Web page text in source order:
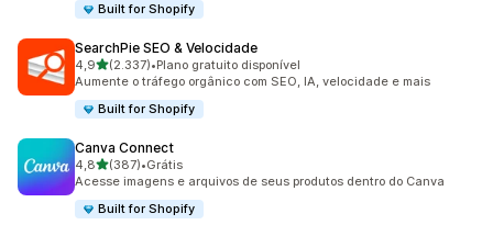
Built for Shopify
SearchPie SEO & Velocidade
4,9de 5 estrelas
(2.337)
2337 avaliações ao todo
•Plano gratuito disponível
Aumente o tráfego orgânico com SEO, IA, velocidade e mais
Built for Shopify
Canva Connect
4,8de 5 estrelas
(387)
387 avaliações ao todo
•Grátis
Acesse imagens e arquivos de seus produtos dentro do Canva
Built for Shopify